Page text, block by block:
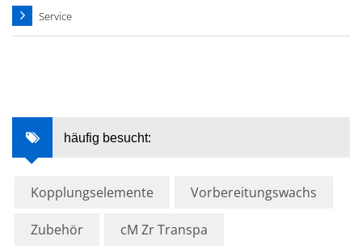
Service
häufig besucht:
Kopplungselemente Vorbereitungswachs
Zubehör cM Zr Transpa